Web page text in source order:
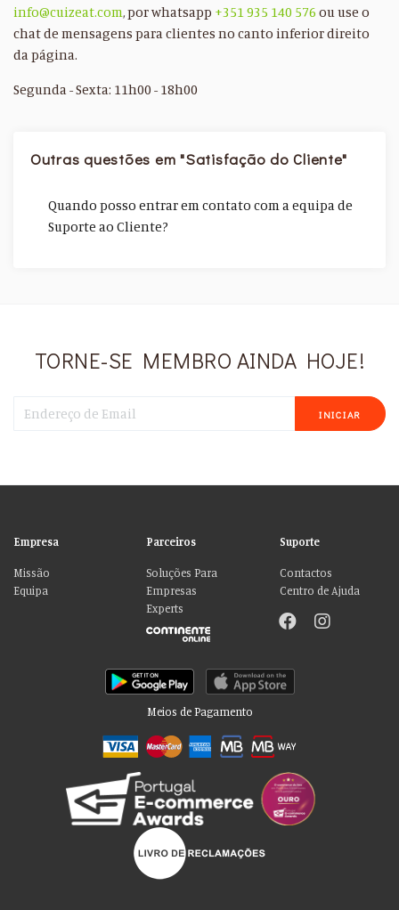
info@cuizeat.com, por whatsapp +351 935 140 576 ou use o
chat de mensagens para clientes no canto inferior direito
da página.
Segunda - Sexta: 11h00 - 18h00
Outras questões em "Satisfação do Cliente"
Quando posso entrar em contato com a equipa de
Suporte ao Cliente?
TORNE-SE MEMBRO AINDA HOJE!
INICIAR
Empresa
Missão
Equipa
Parceiros
Soluções Para
Empresas
Experts
Suporte
Contactos
Centro de Ajuda
Meios de Pagamento
Por favor aceite as nossas deliciosas